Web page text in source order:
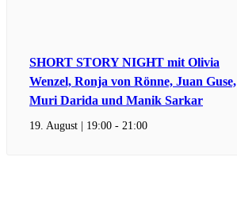
SHORT STORY NIGHT mit Olivia
Wenzel, Ronja von Rönne, Juan Guse,
Muri Darida und Manik Sarkar
19. August | 19:00 - 21:00